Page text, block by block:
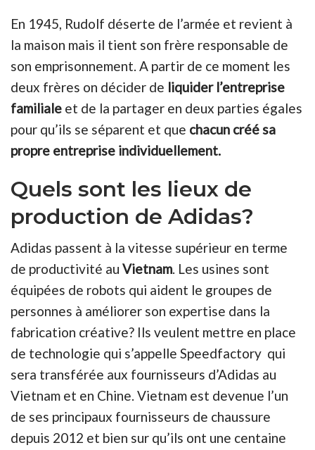
En 1945, Rudolf déserte de l’armée et revient à
la maison mais il tient son frère responsable de
son emprisonnement. A partir de ce moment les
deux frères on décider de liquider l’entreprise
familiale et de la partager en deux parties égales
pour qu’ils se séparent et que chacun créé sa
propre entreprise individuellement.
Quels sont les lieux de
production de Adidas?
Adidas passent à la vitesse supérieur en terme
de productivité au Vietnam. Les usines sont
équipées de robots qui aident le groupes de
personnes à améliorer son expertise dans la
fabrication créative? Ils veulent mettre en place
de technologie qui s’appelle Speedfactory qui
sera transférée aux fournisseurs d’Adidas au
Vietnam et en Chine. Vietnam est devenue l’un
de ses principaux fournisseurs de chaussure
depuis 2012 et bien sur qu’ils ont une centaine